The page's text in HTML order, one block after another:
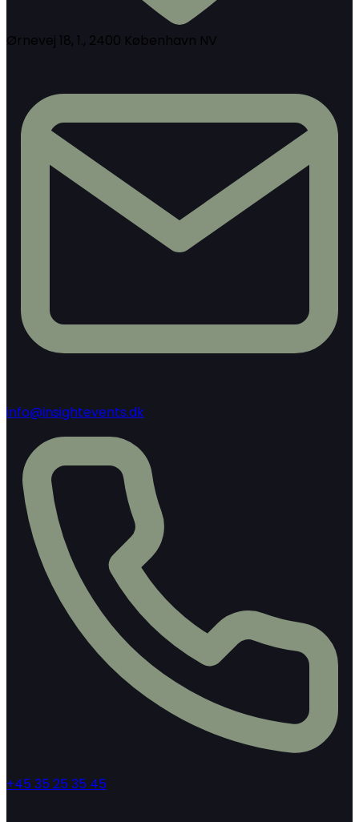
Ørnevej 18, 1., 2400 København NV
info@insightevents.dk
+45 35 25 35 45